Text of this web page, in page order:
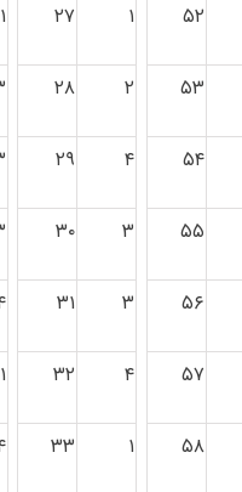
۵۲ ۱ ۲۷ ۱
۵۳ ۲ ۲۸
۵۴ ۴ ۲۹
۵۵ ۳ ۳۰
۵۶ ۳ ۳۱
۵۷ ۴ ۳۲ ۱
۵۸ ۱ ۳۳